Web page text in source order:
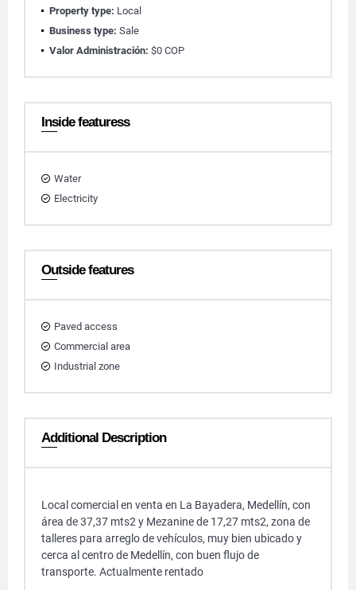
Property type: Local
Business type: Sale
Valor Administración: $0 COP
Inside featuress
Water
Electricity
Outside features
Paved access
Commercial area
Industrial zone
Additional Description
Local comercial en venta en La Bayadera, Medellín, con
área de 37,37 mts2 y Mezanine de 17,27 mts2, zona de
talleres para arreglo de vehículos, muy bien ubicado y
cerca al centro de Medellín, con buen flujo de
transporte. Actualmente rentado